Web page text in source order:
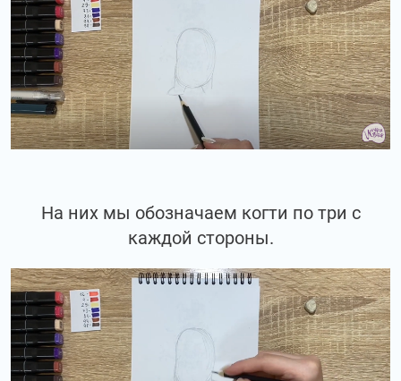
На них мы обозначаем когти по три с
каждой стороны.